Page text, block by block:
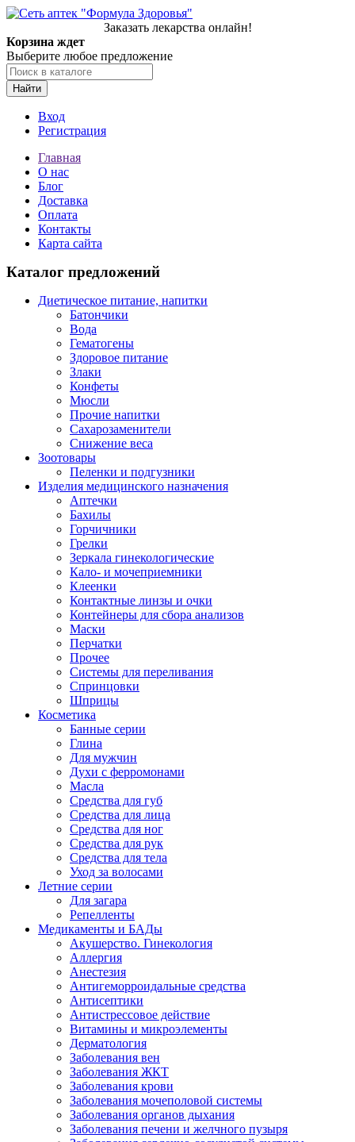
Заказать лекарства онлайн!
Корзина ждет
Выберите любое предложение
Найти
Вход
Регистрация
Главная
О нас
Блог
Доставка
Оплата
Контакты
Карта сайта
Каталог предложений
Диетическое питание, напитки
Батончики
Вода
Гематогены
Здоровое питание
Злаки
Конфеты
Мюсли
Прочие напитки
Сахарозаменители
Снижение веса
Зоотовары
Пеленки и подгузники
Изделия медицинского назначения
Аптечки
Бахилы
Горчичники
Грелки
Зеркала гинекологические
Кало- и мочеприемники
Клеенки
Контактные линзы и очки
Контейнеры для сбора анализов
Маски
Перчатки
Прочее
Системы для переливания
Спринцовки
Шприцы
Косметика
Банные серии
Глина
Для мужчин
Духи с ферромонами
Масла
Средства для губ
Средства для лица
Средства для ног
Средства для рук
Средства для тела
Уход за волосами
Летние серии
Для загара
Репелленты
Медикаменты и БАДы
Акушерство. Гинекология
Аллергия
Анестезия
Антигеморроидальные средства
Антисептики
Антистрессовое действие
Витамины и микроэлементы
Дерматология
Заболевания вен
Заболевания ЖКТ
Заболевания крови
Заболевания мочеполовой системы
Заболевания органов дыхания
Заболевания печени и желчного пузыря